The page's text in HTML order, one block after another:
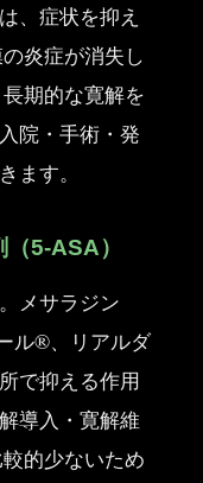
、症状を抑え
炎症が消失し
期的な寛解を
院・手術・発
ます。
5-ASA）
メサラジン
ル®、リアルダ
で抑える作用
導入・寛解維
的少ないため